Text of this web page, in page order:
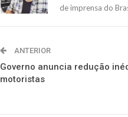
de imprensa do
ANTERIOR
Governo anuncia redução
motoristas